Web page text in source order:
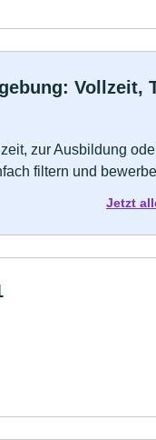
Vollzeit,
zur Ausbildung
filtern und
Jetzt